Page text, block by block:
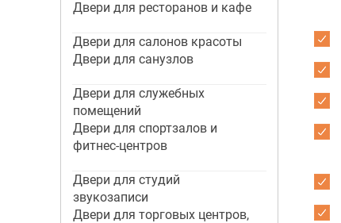
Двери для ресторанов и кафе
Двери для салонов красоты
Двери для санузлов
Двери для служебных
помещений
Двери для спортзалов и
фитнес-центров
Двери для студий
звукозаписи
Двери для торговых центров,